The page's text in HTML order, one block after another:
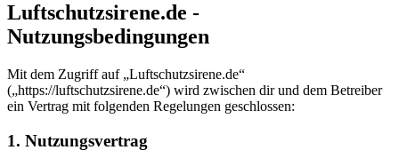
Luftschutzsirene.de -
Nutzungsbedingungen
Mit dem Zugriff auf „Luftschutzsirene.de“
(„https://luftschutzsirene.de“) wird zwischen dir und dem Betreiber
ein Vertrag mit folgenden Regelungen geschlossen:
1. Nutzungsvertrag